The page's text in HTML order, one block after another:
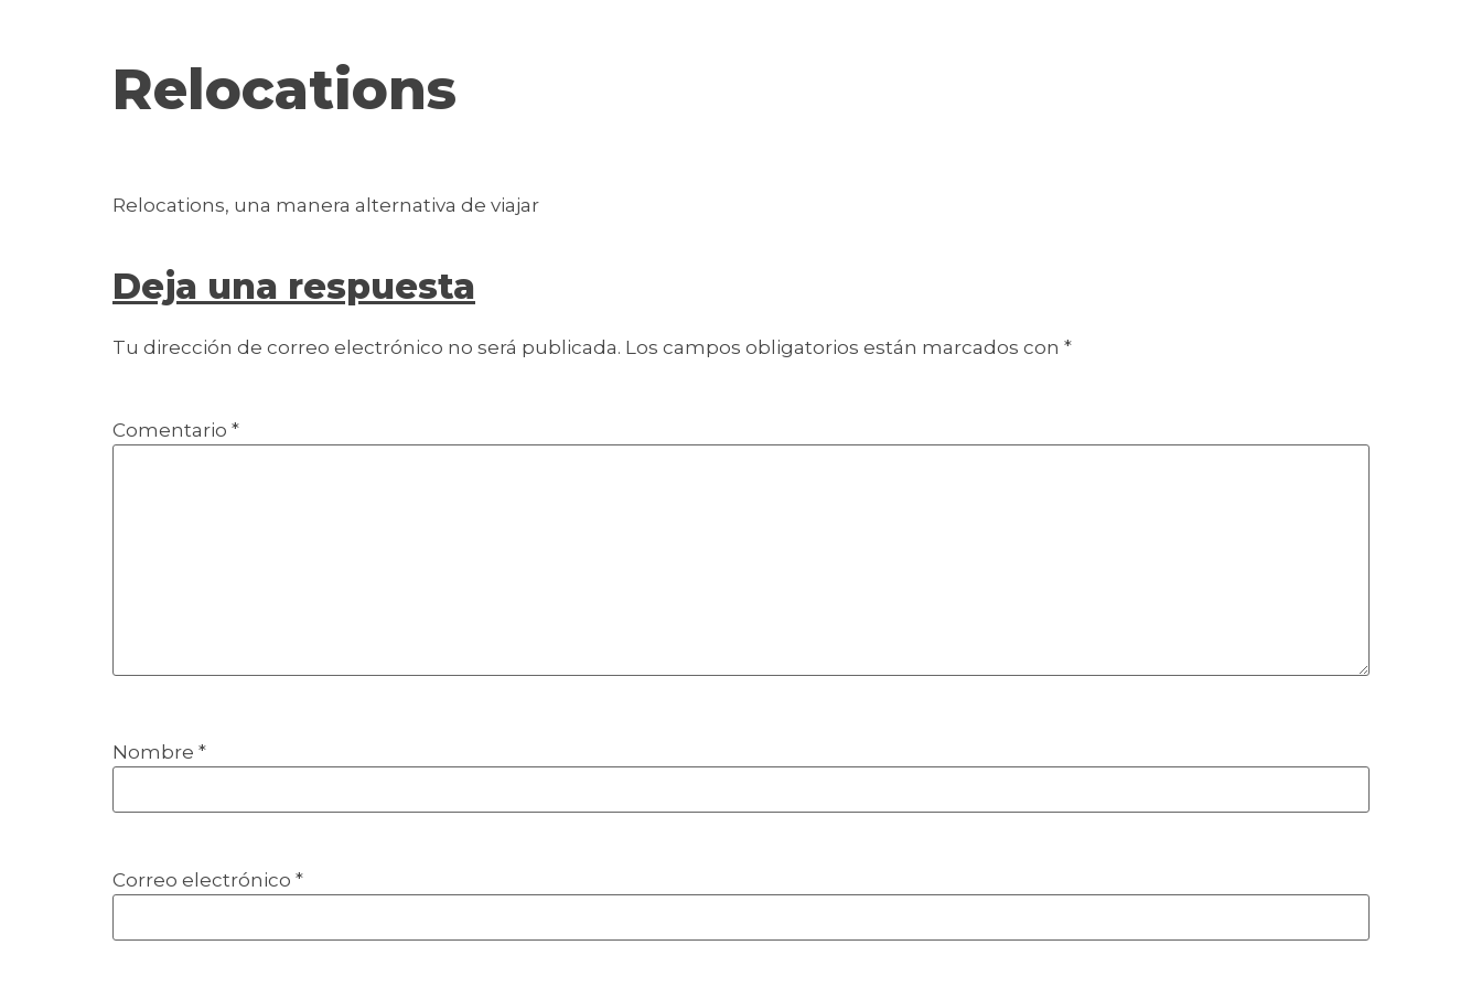
Relocations
Relocations, una manera alternativa de viajar
Deja una respuesta
Tu dirección de correo electrónico no será publicada. Los campos obligatorios están marcados con *
Comentario *
Nombre *
Correo electrónico *